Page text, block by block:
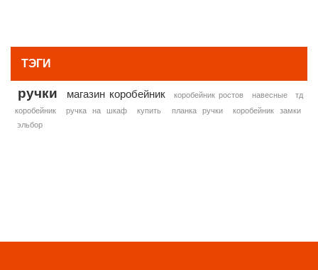
ТЭГИ
ручки магазин коробейник коробейник ростов навесные
тд
коробейник
ручка на шкаф купить планка ручки
коробейник замки
эльбор